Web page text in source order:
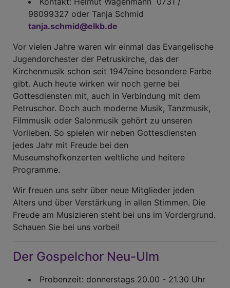
98099327 oder Tanja Schmid
tanja.schmid@elkb.de
Vor vielen Jahre waren wir einmal das Evangelische
Jugendorchester der Petruskirche, das der
Kirchenmusik schon seit 1947eine besondere Farbe
gibt. Auch heute wirken wir noch gerne bei
Gottesdiensten mit, auch in Verbindung mit dem
Petruschor. Doch auch moderne Musik, Tanzmusik,
Filmmusik oder Salonmusik gehört zu unseren
Vorlieben. So spielen wir neben Gottesdiensten
jedes Jahr mit Freude bei den
Museumshofkonzerten weltliche und heitere
Programme.
Wir freuen uns sehr über neue Mitglieder jeden
Alters und über Verstärkung in allen Stimmen. Die
Freude am Musizieren steht bei uns im Vordergrund.
Schauen Sie bei uns vorbei!
Der Gospelchor Neu-Ulm
Probenzeit: donnerstags 20.00 - 21.30 Uhr